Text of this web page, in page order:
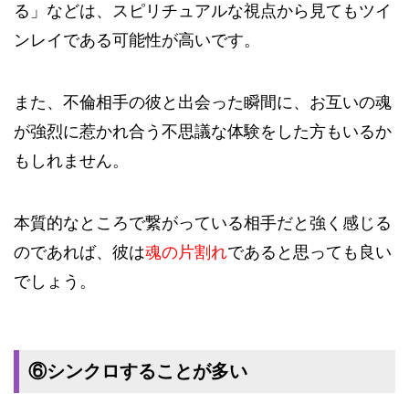
る」などは、スピリチュアルな視点から見てもツイ
ンレイである可能性が高いです。
また、不倫相手の彼と出会った瞬間に、お互いの魂
が強烈に惹かれ合う不思議な体験をした方もいるか
もしれません。
本質的なところで繋がっている相手だと強く感じる
のであれば、彼は魂の片割れであると思っても良い
でしょう。
⑥シンクロすることが多い